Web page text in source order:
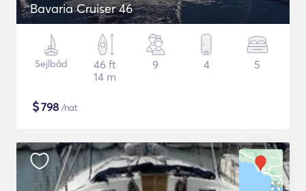
Bavaria Cruiser 46
Sejlbåd
46 ft
14 m
9 4 5
$798 /nat